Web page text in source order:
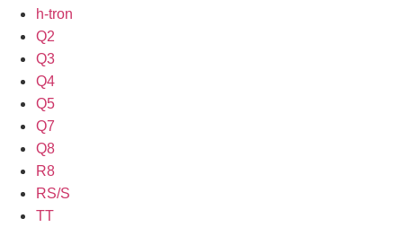
h-tron
Q2
Q3
Q4
Q5
Q7
Q8
R8
RS/S
TT